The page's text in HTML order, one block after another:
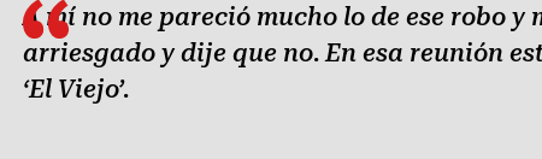
A mí no me pareció mucho lo de ese robo y
arriesgado y dije que no. En esa reunión
‘El Viejo’.